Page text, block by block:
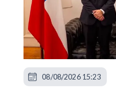
08/08/2026 15:23